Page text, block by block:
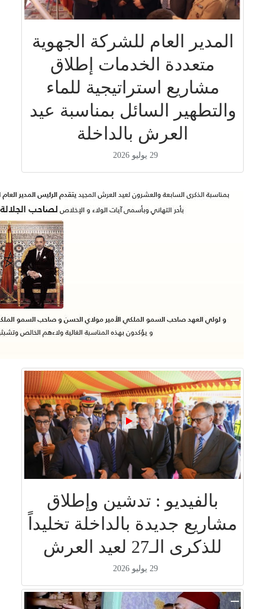
المدير العام للشركة الجهوية
متعددة الخدمات إطلاق
مشاريع استراتيجية للماء
والتطهير السائل بمناسبة عيد
العرش بالداخلة
29 يوليو 2026
بالفيديو : تدشين وإطلاق
مشاريع جديدة بالداخلة تخليداً
للذكرى الـ27 لعيد العرش
29 يوليو 2026